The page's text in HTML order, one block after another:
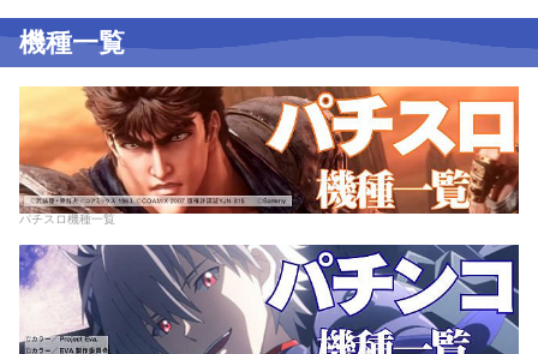
機種一覧
パチスロ機種一覧